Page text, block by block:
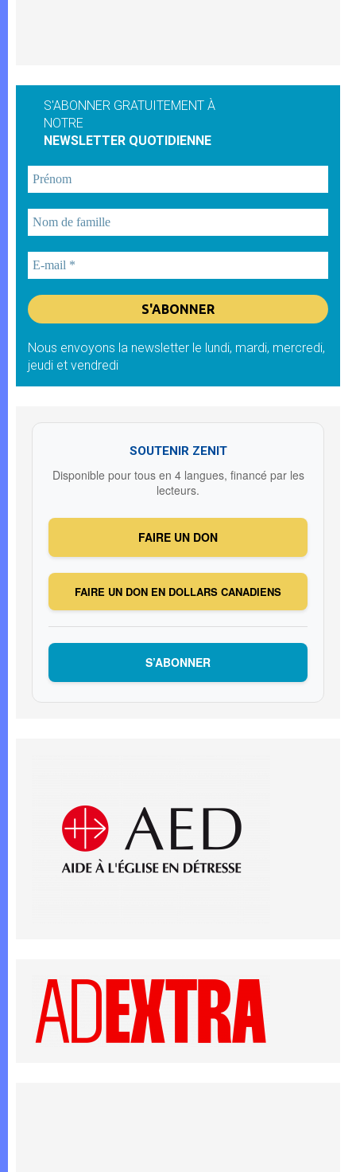
S'ABONNER GRATUITEMENT À
NOTRE
NEWSLETTER QUOTIDIENNE
Nous envoyons la newsletter le lundi, mardi, mercredi,
jeudi et vendredi
SOUTENIR ZENIT
Disponible pour tous en 4 langues, financé par les
lecteurs.
FAIRE UN DON
FAIRE UN DON EN DOLLARS CANADIENS
S’ABONNER